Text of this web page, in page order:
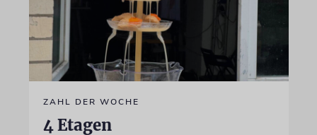
ZAHL DER WOCHE
4 Etagen